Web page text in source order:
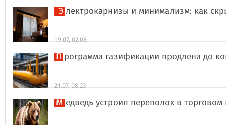
Электрокарнизы и минимализм: как
19.07, 02:08
Программа газификации продлена до
21.07, 08:23
Медведь устроил переполох в